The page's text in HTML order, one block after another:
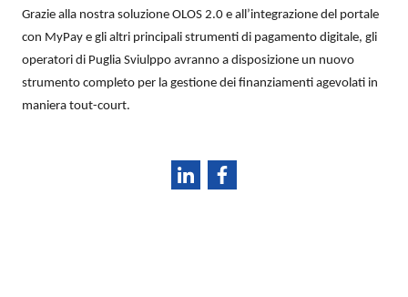
Grazie alla nostra soluzione OLOS 2.0 e all’integrazione del portale
con MyPay e gli altri principali strumenti di pagamento digitale, gli
operatori di Puglia Sviulppo avranno a disposizione un nuovo
strumento completo per la gestione dei finanziamenti agevolati in
maniera tout-court.